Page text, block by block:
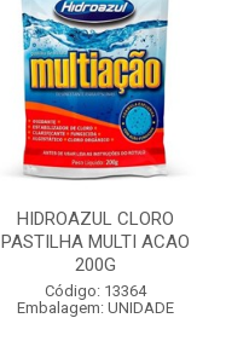
HIDROAZUL CLORO
PASTILHA MULTI ACAO
200G
Código: 13364
Embalagem: UNIDADE